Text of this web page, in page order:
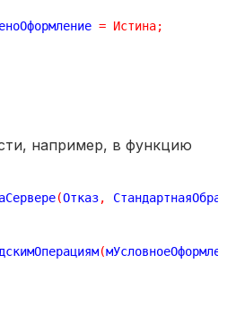
= Истина;
например, в функцию
(Отказ,
(